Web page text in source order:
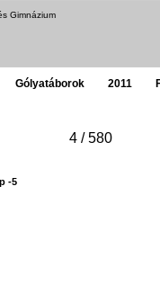
Gimnázium
Gólyatáborok 2011
4 / 580